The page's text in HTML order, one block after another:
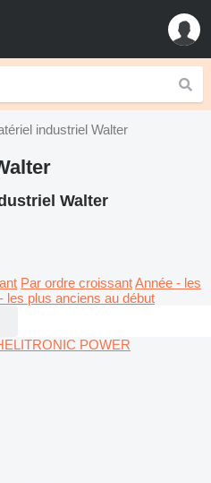
industriel Walter
Walter
Par ordre croissantAnnée - les
les plus anciens au début